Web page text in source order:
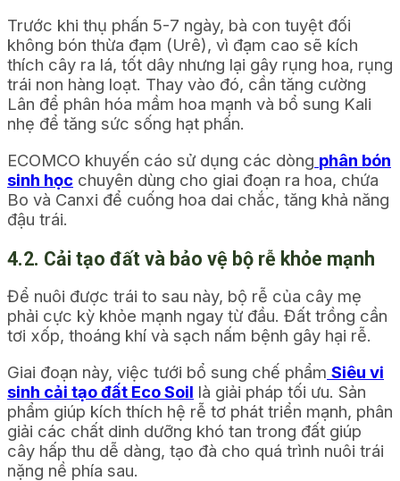
Trước khi thụ phấn 5-7 ngày, bà con tuyệt đối
không bón thừa đạm (Urê), vì đạm cao sẽ kích
thích cây ra lá, tốt dây nhưng lại gây rụng hoa, rụng
trái non hàng loạt. Thay vào đó, cần tăng cường
Lân để phân hóa mầm hoa mạnh và bổ sung Kali
nhẹ để tăng sức sống hạt phấn.
ECOMCO khuyến cáo sử dụng các dòng phân bón
sinh học chuyên dùng cho giai đoạn ra hoa, chứa
Bo và Canxi để cuống hoa dai chắc, tăng khả năng
đậu trái.
4.2. Cải tạo đất và bảo vệ bộ rễ khỏe mạnh
Để nuôi được trái to sau này, bộ rễ của cây mẹ
phải cực kỳ khỏe mạnh ngay từ đầu. Đất trồng cần
tơi xốp, thoáng khí và sạch nấm bệnh gây hại rễ.
Giai đoạn này, việc tưới bổ sung chế phẩm Siêu vi
sinh cải tạo đất Eco Soil là giải pháp tối ưu. Sản
phẩm giúp kích thích hệ rễ tơ phát triển mạnh, phân
giải các chất dinh dưỡng khó tan trong đất giúp
cây hấp thu dễ dàng, tạo đà cho quá trình nuôi trái
nặng nề phía sau.